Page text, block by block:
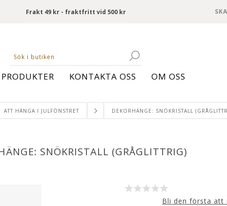
Frakt 49 kr - fraktfritt vid 500 kr
PRODUKTER KONTAKTA OSS OM OSS
ATT HÄNGA I JULFÖNSTRET DEKORHÄNGE: SNÖKRISTALL
SNÖKRISTALL (GRÅGLITTRIG)
Bli den första att